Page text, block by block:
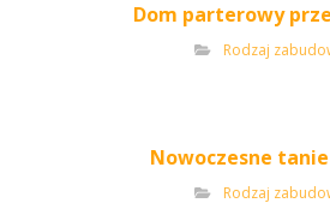
Dom parterowy
Rodzaj
Nowoczesne
Rodzaj